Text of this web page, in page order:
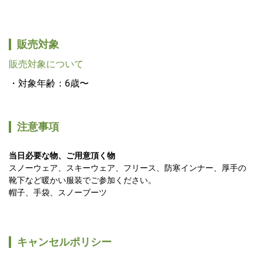
販売対象
販売対象について
対象年齢：6歳〜
注意事項
当日必要な物、ご用意頂く物
スノーウェア、スキーウェア、フリース、防寒インナー、厚手の
靴下など暖かい服装でご参加ください。
帽子、手袋、スノーブーツ
キャンセルポリシー